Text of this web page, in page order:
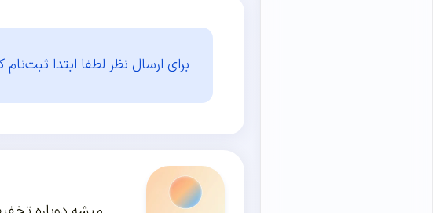
برای ارسال نظر لطفا ابتدا ثبت‌نام